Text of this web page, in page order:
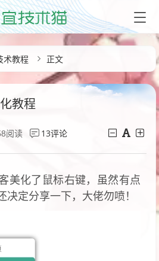
术教程 正文
教程
阅读 13评论
美化了鼠标右键，虽然有点
决定分享一下，大佬勿喷！